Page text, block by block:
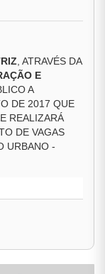
, ATRAVÉS DA
E
A
DE 2017 QUE
REALIZARÁ
DE VAGAS
URBANO -